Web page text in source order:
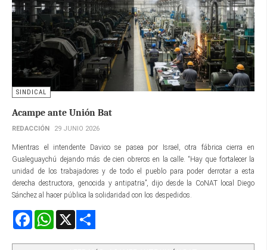
SINDICAL
Acampe ante Unión Bat
REDACCIÓN 29 JUNIO 2026
Mientras el intendente Davico se pasea por Israel, otra fábrica cierra en
Gualeguaychú dejando más de cien obreros en la calle. “Hay que fortalecer la
unidad de los trabajadores y de todo el pueblo para poder derrotar a esta
derecha destructora, genocida y antipatria”, dijo desde la CoNAT local Diego
Sánchez al hacer pública la solidaridad con los despedidos.
FacebookWhatsApp